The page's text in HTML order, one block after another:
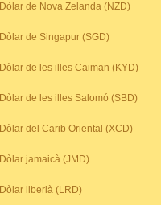
Dòlar de Nova Zelanda (NZD)
Dòlar de Singapur (SGD)
Dòlar de les illes Caiman (KYD)
Dòlar de les illes Salomó (SBD)
Dòlar del Carib Oriental (XCD)
Dòlar jamaicà (JMD)
Dòlar liberià (LRD)